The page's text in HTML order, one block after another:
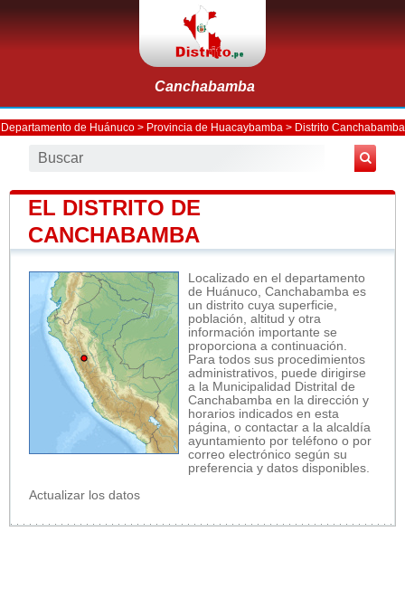
Canchabamba
Departamento de Huánuco> Provincia de Huacaybamba > Distrito Canchabamba
EL DISTRITO DE
CANCHABAMBA
Localizado en el departamento
de Huánuco, Canchabamba es
un distrito cuya superficie,
población, altitud y otra
información importante se
proporciona a continuación.
Para todos sus procedimientos
administrativos, puede dirigirse
a la Municipalidad Distrital de
Canchabamba en la dirección y
horarios indicados en esta
página, o contactar a la alcaldía
ayuntamiento por teléfono o por
correo electrónico según su
preferencia y datos disponibles.
Actualizar los datos